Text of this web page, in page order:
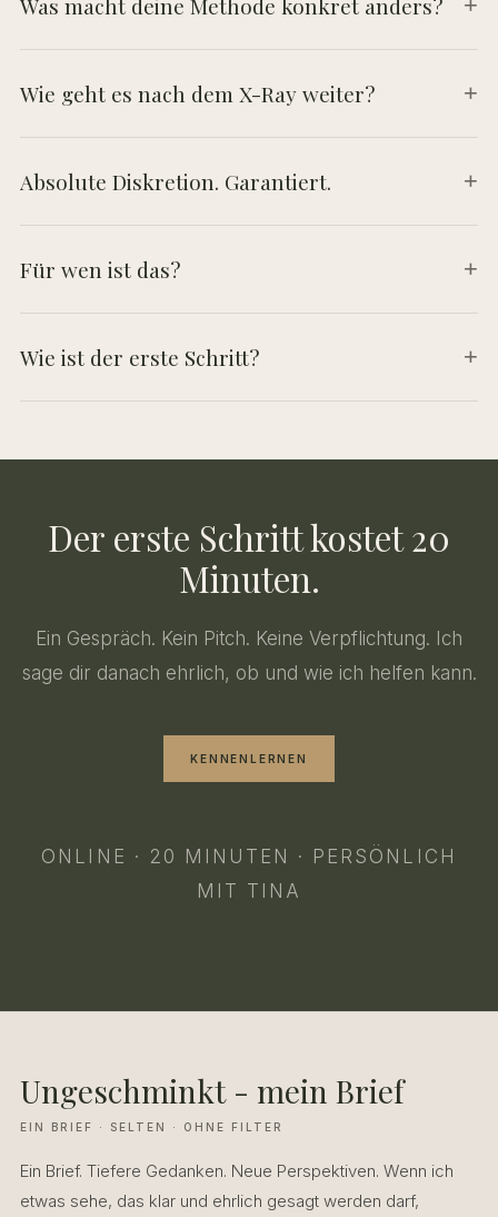
Wie geht es nach dem X-Ray weiter? +
Absolute Diskretion. Garantiert. +
Für wen ist das? +
Wie ist der erste Schritt? +
Der erste Schritt kostet 20
Minuten.
Ein Gespräch. Kein Pitch. Keine Verpflichtung. Ich
sage dir danach ehrlich, ob und wie ich helfen kann.
KENNENLERNEN
ONLINE · 20 MINUTEN · PERSÖNLICH
MIT TINA
Ungeschminkt - mein Brief
EIN BRIEF · SELTEN · OHNE FILTER
Ein Brief. Tiefere Gedanken. Neue Perspektiven. Wenn ich
etwas sehe, das klar und ehrlich gesagt werden darf,